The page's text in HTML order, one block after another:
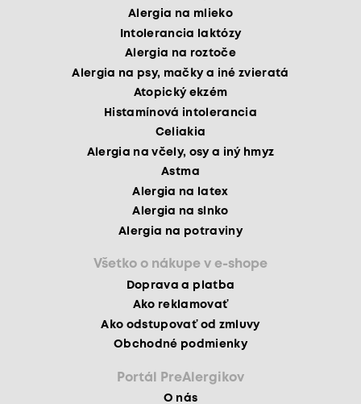
Alergia na mlieko
Intolerancia laktózy
Alergia na roztoče
Alergia na psy, mačky a iné zvieratá
Atopický ekzém
Histamínová intolerancia
Celiakia
Alergia na včely, osy a iný hmyz
Astma
Alergia na latex
Alergia na slnko
Alergia na potraviny
Všetko o nákupe v e-shope
Doprava a platba
Ako reklamovať
Ako odstupovať od zmluvy
Obchodné podmienky
Portál PreAlergikov
O nás